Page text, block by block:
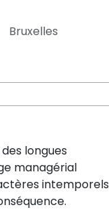
Bruxelles
longues
managérial